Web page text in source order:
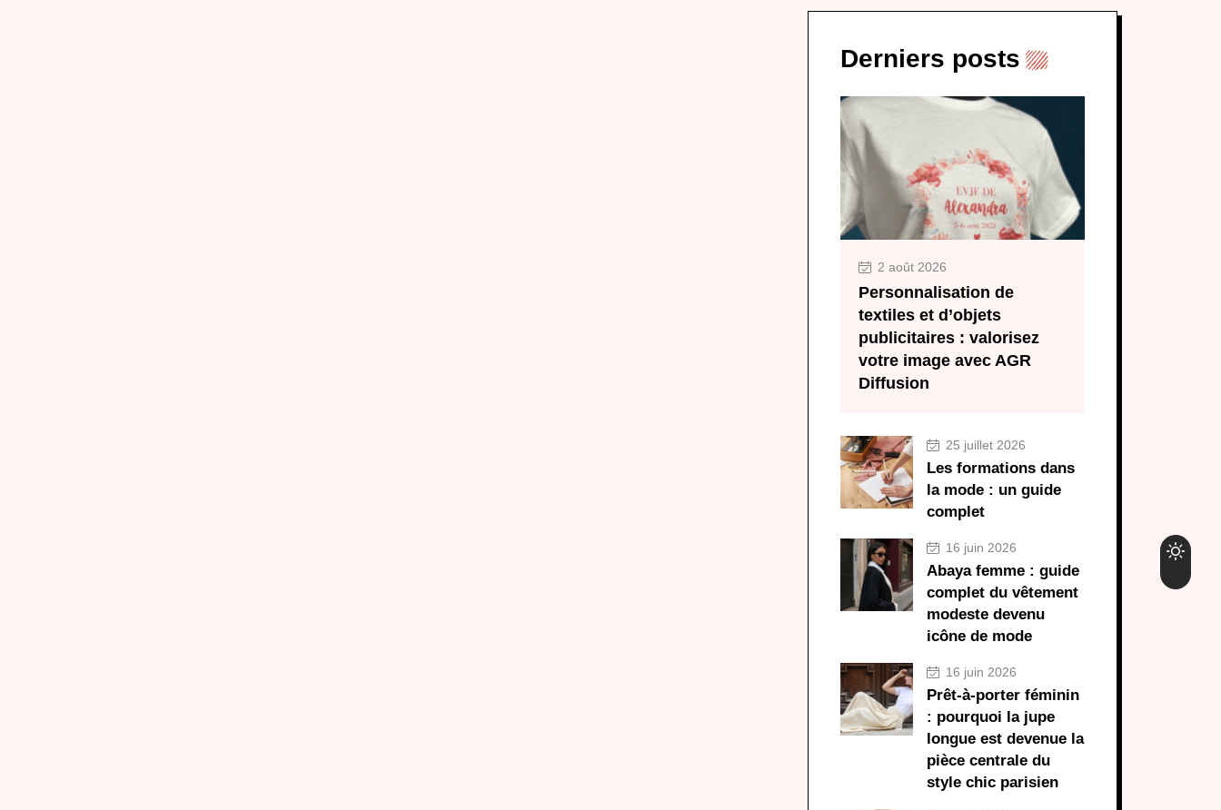
Derniers posts
2 août 2026
Personnalisation de
textiles et d’objets
publicitaires : valorisez
votre image avec AGR
Diffusion
25 juillet 2026
Les formations dans
la mode : un guide
complet
16 juin 2026
Abaya femme : guide
complet du vêtement
modeste devenu
icône de mode
16 juin 2026
Prêt-à-porter féminin
: pourquoi la jupe
longue est devenue la
pièce centrale du
style chic parisien